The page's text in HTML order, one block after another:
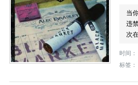
当
违
次
时间
标签：